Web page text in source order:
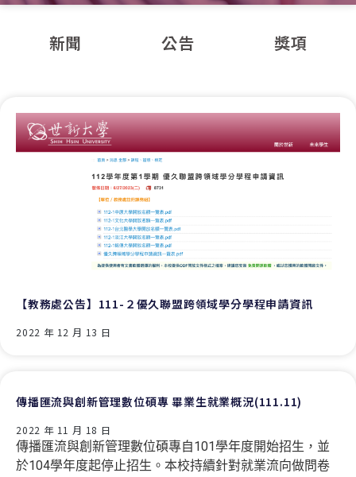
新聞 公告 獎項
【教務處公告】111-２優久聯盟跨領域學分學程申請資訊
2022 年 12 月 13 日
傳播匯流與創新管理數位碩專 畢業生就業概況(111.11)
2022 年 11 月 18 日
傳播匯流與創新管理數位碩專自101學年度開始招生，並
於104學年度起停止招生。本校持續針對就業流向做問卷